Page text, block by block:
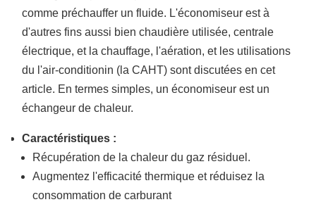
comme préchauffer un fluide. L'économiseur est à
d'autres fins aussi bien chaudière utilisée, centrale
électrique, et la chauffage, l'aération, et les utilisations
du l'air-conditionin (la CAHT) sont discutées en cet
article. En termes simples, un économiseur est un
échangeur de chaleur.
Caractéristiques :
Récupération de la chaleur du gaz résiduel.
Augmentez l'efficacité thermique et réduisez la
consommation de carburant